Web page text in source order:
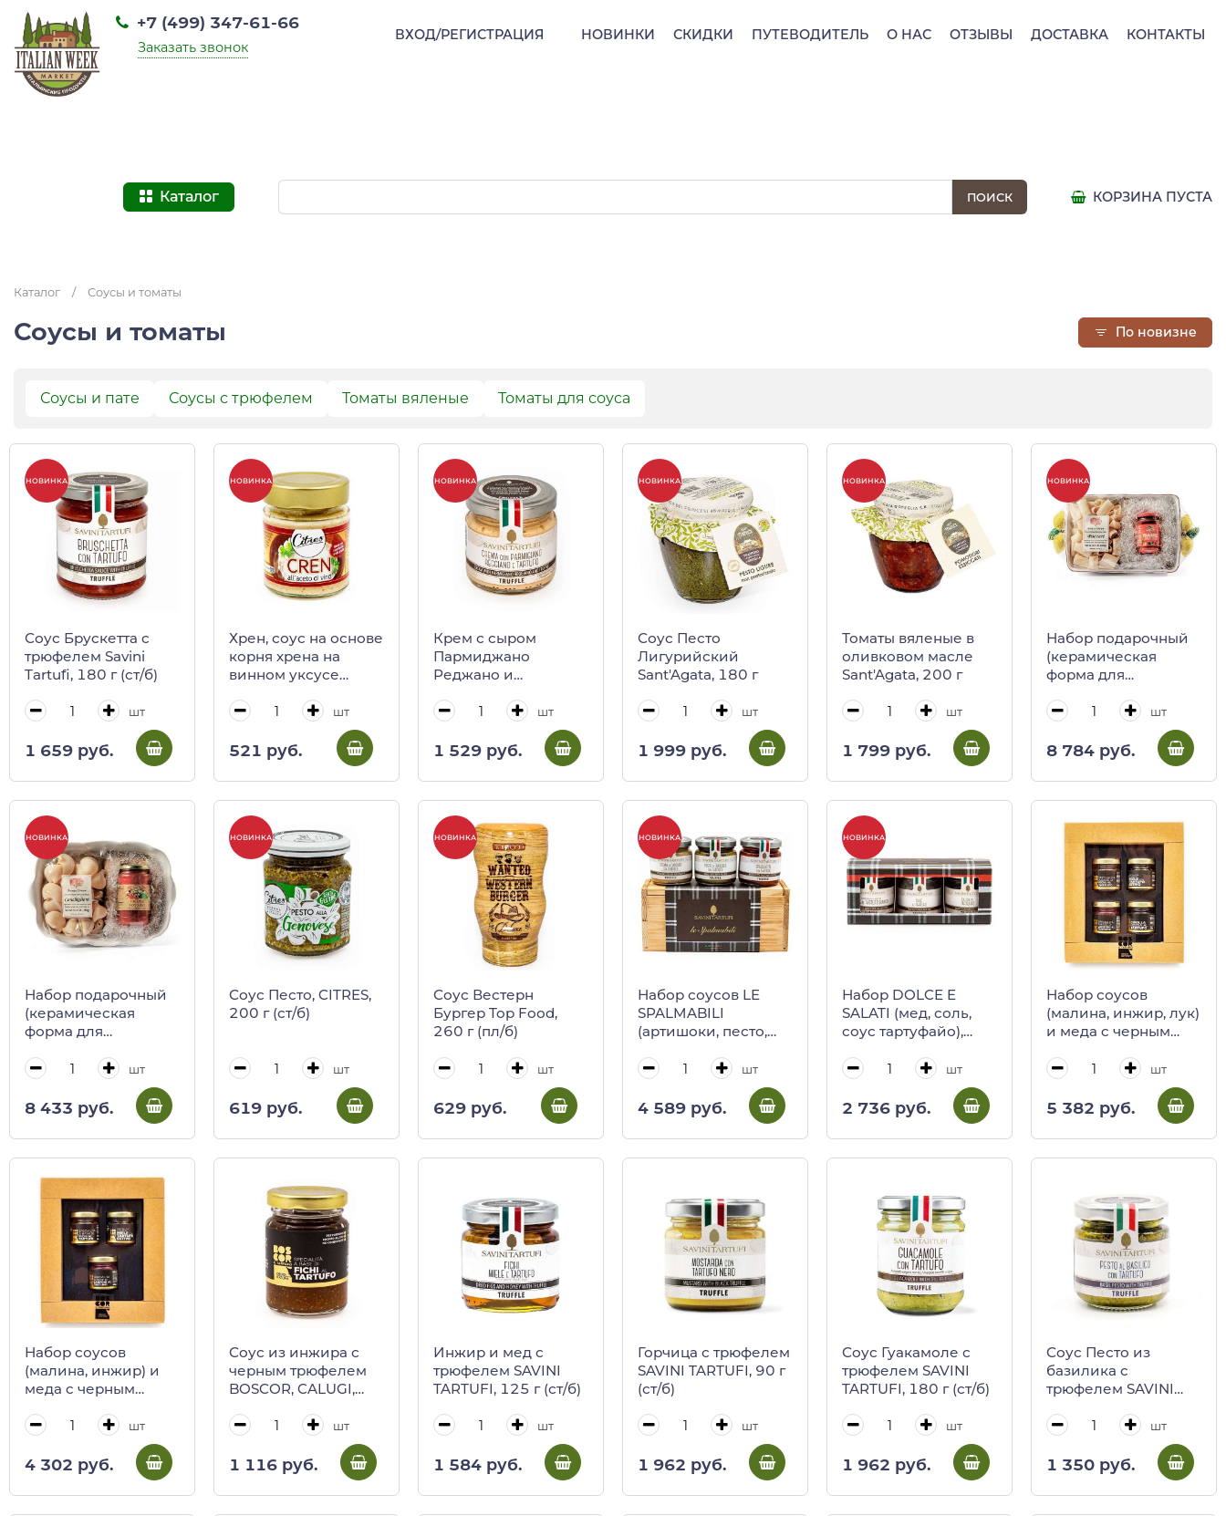
НОВИНКИ СКИДКИ ПУТЕВОДИТЕЛЬ О НАС ОТЗЫВЫ ДОСТАВКА КОНТАКТЫ
+7 (499) 347-61-66
Заказать звонок
ВХОД/РЕГИСТРАЦИЯ
Каталог КОРЗИНА ПУСТА
Каталог / Соусы и томаты
Соусы и томаты По новизне
Соусы и пате Соусы с трюфелем Томаты вяленые Томаты для соуса
НОВИНКА
Соус Брускетта с
трюфелем Savini
Tartufi, 180 г (ст/б)
шт
1 659 руб.
НОВИНКА
Хрен, соус на основе
корня хрена на
винном уксусе
шт
521 руб.
НОВИНКА
Крем с сыром
Пармиджано
Реджано и
Tartufi, 90 г (ст/б)
шт
1 529 руб.
НОВИНКА
Соус Песто
Лигурийский
Sant'Agata, 180 г
шт
1 999 руб.
НОВИНКА
Томаты вяленые в
оливковом масле
Sant'Agata, 200 г
шт
1 799 руб.
НОВИНКА
Набор подарочный
(керамическая
форма для
лимонами, соус по-
неапольски, паста
паккари)
шт
8 784 руб.
НОВИНКА
Набор подарочный
(керамическая
форма для
лимонами, паста
Конкильони, соус
томатный с
базиликом)
шт
8 433 руб.
НОВИНКА
Соус Песто, CITRES,
200 г (ст/б)
шт
619 руб.
НОВИНКА
Соус Вестерн
Бургер Top Food,
260 г (пл/б)
шт
629 руб.
НОВИНКА
Набор соусов LE
SPALMABILI
(артишоки, песто,
TARTUFI
шт
4 589 руб.
НОВИНКА
Набор DOLCE E
SALATI (мед, соль,
соус тартуфайо),
шт
2 736 руб.
Набор соусов
(малина, инжир, лук)
и меда c черным
CALUGI, 160/500 г
шт
5 382 руб.
Набор соусов
(малина, инжир) и
меда c черным
CALUGI, 120/400 г
шт
4 302 руб.
Соус из инжира с
черным трюфелем
BOSCOR, CALUGI,
шт
1 116 руб.
Инжир и мед с
трюфелем SAVINI
TARTUFI, 125 г (ст/б)
шт
1 584 руб.
Горчица с трюфелем
SAVINI TARTUFI, 90 г
(ст/б)
шт
1 962 руб.
Соус Гуакамоле с
трюфелем SAVINI
TARTUFI, 180 г (ст/б)
шт
1 962 руб.
Соус Песто из
базилика с
трюфелем SAVINI
шт
1 350 руб.